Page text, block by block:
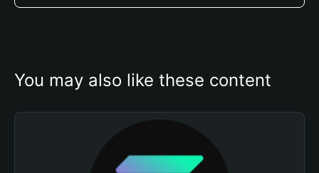
You may also like these content